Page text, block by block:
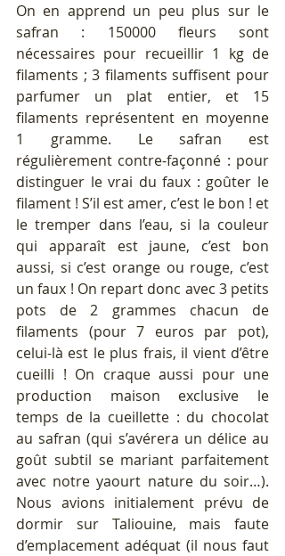
On en apprend un peu plus sur le
safran : 150000 fleurs sont
nécessaires pour recueillir 1 kg de
filaments ; 3 filaments suffisent pour
parfumer un plat entier, et 15
filaments représentent en moyenne
1 gramme. Le safran est
régulièrement contre-façonné : pour
distinguer le vrai du faux : goûter le
filament ! S’il est amer, c’est le bon ! et
le tremper dans l’eau, si la couleur
qui apparaît est jaune, c’est bon
aussi, si c’est orange ou rouge, c’est
un faux ! On repart donc avec 3 petits
pots de 2 grammes chacun de
filaments (pour 7 euros par pot),
celui-là est le plus frais, il vient d’être
cueilli ! On craque aussi pour une
production maison exclusive le
temps de la cueillette : du chocolat
au safran (qui s’avérera un délice au
goût subtil se mariant parfaitement
avec notre yaourt nature du soir…).
Nous avions initialement prévu de
dormir sur Taliouine, mais faute
d’emplacement adéquat (il nous faut